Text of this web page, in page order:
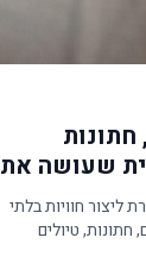
חתונות
שעושה את
ליצור חוויות בלתי
חתונות, טיולים